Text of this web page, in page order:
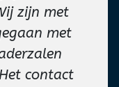
zijn met
met
contact